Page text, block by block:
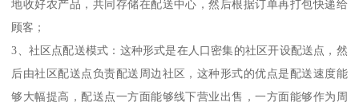
地收好农产品，共同存储在配送中心，然后根据订单再打包快递给
顾客；
3、社区点配送模式：这种形式是在人口密集的社区开设配送点，然
后由社区配送点负责配送周边社区，这种形式的优点是配送速度能
够大幅提高，配送点一方面能够线下营业出售，一方面能够作为周